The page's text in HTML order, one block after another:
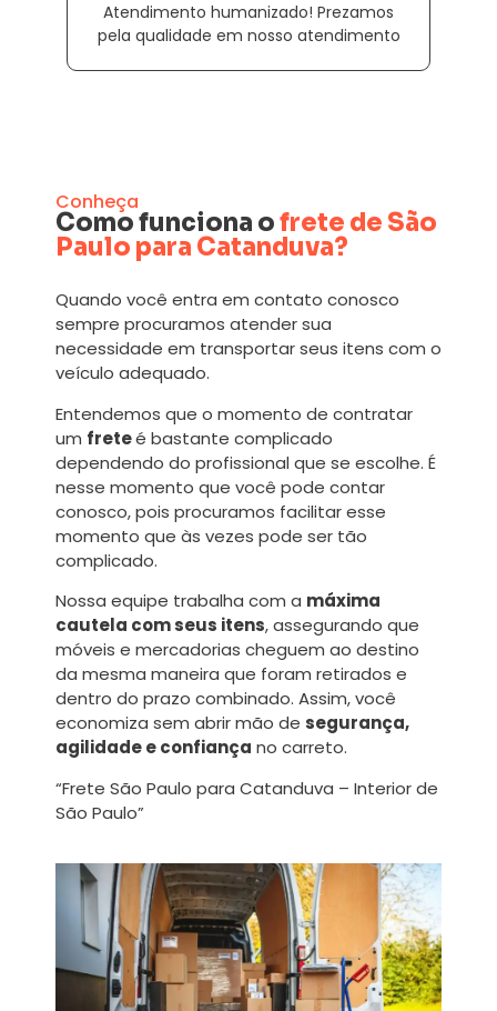
Atendimento humanizado! Prezamos
pela qualidade em nosso atendimento
Conheça
Como funciona ofrete de São
Paulo para Catanduva?
Quando você entra em contato conosco
sempre procuramos atender sua
necessidade em transportar seus itens com o
veículo adequado.
Entendemos que o momento de contratar
um freteé bastante complicado
dependendo do profissional que se escolhe. É
nesse momento que você pode contar
conosco, pois procuramos facilitar esse
momento que às vezes pode ser tão
complicado.
Nossa equipe trabalha com a máxima
cautela com seus itens, assegurando que
móveis e mercadorias cheguem ao destino
da mesma maneira que foram retirados e
dentro do prazo combinado. Assim, você
economiza sem abrir mão de segurança,
agilidade e confiança no carreto.
“Frete São Paulo para Catanduva – Interior de
São Paulo”